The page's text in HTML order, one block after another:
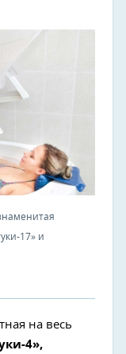
17» и
на весь
4»,